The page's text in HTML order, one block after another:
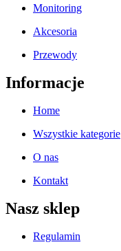
Monitoring
Akcesoria
Przewody
Informacje
Home
Wszystkie kategorie
O nas
Kontakt
Nasz sklep
Regulamin